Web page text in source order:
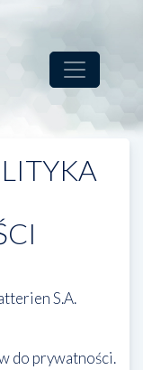
S.A.
do prywatności.